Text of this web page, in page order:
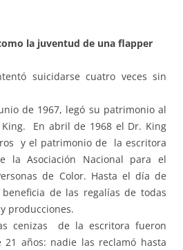
la juventud de una flapper
suicidarse cuatro veces sin
de 1967, legó su patrimonio al
En abril de 1968 el Dr. King
y el patrimonio de la escritora
la Asociación Nacional para el
de Color. Hasta el día de
beneficia de las regalías de todas
producciones.
cenizas de la escritora fueron
21 años: nadie las reclamó hasta